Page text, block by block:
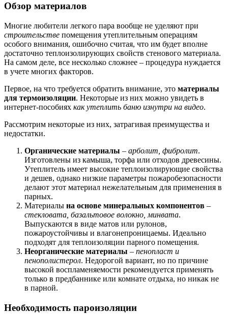
Обзор материалов
Многие любители легкого пара вообще не уделяют при
строительстве помещения утеплительным операциям
особого внимания, ошибочно считая, что им будет вполне
достаточно теплоизолирующих свойств стенового материала.
На самом деле, все несколько сложнее – процедура нуждается
в учете многих факторов.
Первое, на что требуется обратить внимание, это материалы
для термоизоляции. Некоторые из них можно увидеть в
интернет-пособиях как утеплить баню изнутри на видео.
Рассмотрим некоторые из них, затрагивая преимущества и
недостатки.
Органические материалы – арболит, фибролит.
Изготовлены из камыша, торфа или отходов древесины.
Утеплитель имеет высокие теплоизолирующие свойства
и дешев, однако низкие параметры пожаробезопасности
делают этот материал нежелательным для применения в
парных.
Материалы на основе минеральных компонентов –
стекловата, базальтовое волокно, минвата.
Выпускаются в виде матов или рулонов,
пожароустойчивы и влагонепроницаемы. Идеально
подходят для теплоизоляции парного помещения.
Неорганические материалы – пенопласт и
пенополистерол. Недорогой вариант, но по причине
высокой воспламеняемости рекомендуется применять
только в предбаннике или комнате отдыха, но никак не
в парной.
Необходимость пароизоляции